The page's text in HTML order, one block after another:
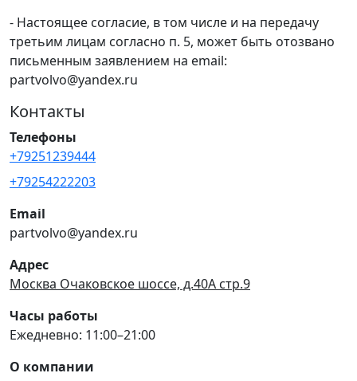
- Настоящее согласие, в том числе и на передачу
третьим лицам согласно п. 5, может быть отозвано
письменным заявлением на email:
partvolvo@yandex.ru
Контакты
Телефоны
+79251239444
+79254222203
Email
partvolvo@yandex.ru
Адрес
Москва Очаковское шоссе, д.40А стр.9
Часы работы
Ежедневно: 11:00–21:00
О компании